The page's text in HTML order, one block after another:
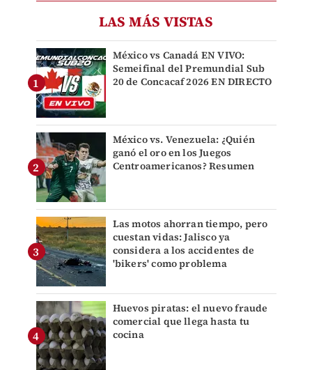
LAS MÁS VISTAS
México vs Canadá EN VIVO:
Semeifinal del Premundial Sub
20 de Concacaf 2026 EN DIRECTO
México vs. Venezuela: ¿Quién
ganó el oro en los Juegos
Centroamericanos? Resumen
Las motos ahorran tiempo, pero
cuestan vidas: Jalisco ya
considera a los accidentes de
'bikers' como problema
Huevos piratas: el nuevo fraude
comercial que llega hasta tu
cocina